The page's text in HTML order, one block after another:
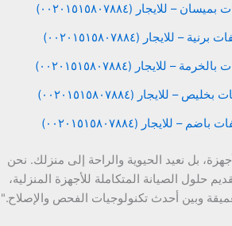
– للايجار (٠٠٢٠١٥١٥٨٠٧٨٨٤)
للايجار (٠٠٢٠١٥١٥٨٠٧٨٨٤)
– للايجار (٠٠٢٠١٥١٥٨٠٧٨٨٤)
للايجار (٠٠٢٠١٥١٥٨٠٧٨٨٤)
للايجار (٠٠٢٠١٥١٥٨٠٧٨٨٤)
بل نعيد الحيوية والراحة إلى منزلك. نحن
الصيانة المتكاملة للأجهزة المنزلية،
وبين أحدث تكنولوجيات الفحص والإصلاح."